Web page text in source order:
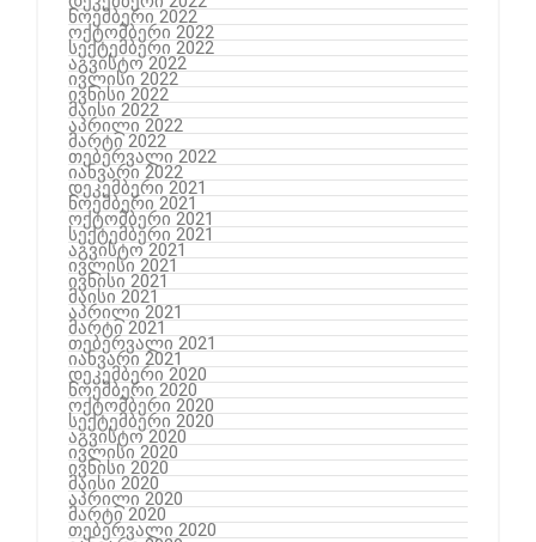
ნოემბერი 2022
ოქტომბერი 2022
სექტემბერი 2022
აგვისტო 2022
ივლისი 2022
ივნისი 2022
მაისი 2022
აპრილი 2022
მარტი 2022
თებერვალი 2022
იანვარი 2022
დეკემბერი 2021
ნოემბერი 2021
ოქტომბერი 2021
სექტემბერი 2021
აგვისტო 2021
ივლისი 2021
ივნისი 2021
მაისი 2021
აპრილი 2021
მარტი 2021
თებერვალი 2021
იანვარი 2021
დეკემბერი 2020
ნოემბერი 2020
ოქტომბერი 2020
სექტემბერი 2020
აგვისტო 2020
ივლისი 2020
ივნისი 2020
მაისი 2020
აპრილი 2020
მარტი 2020
თებერვალი 2020